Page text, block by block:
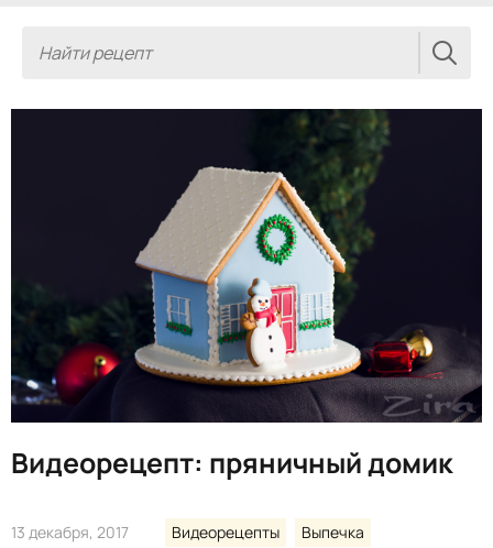
Видеорецепт: пряничный домик
13 декабря, 2017 Видеорецепты Выпечка